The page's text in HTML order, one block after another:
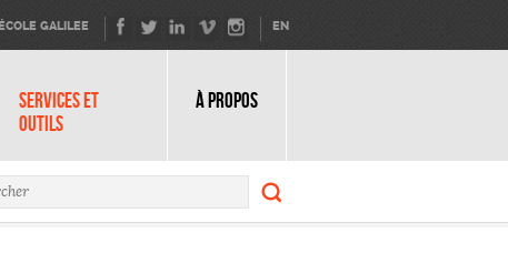
GALILEE EN
SERVICES ET
OUTILS
À PROPOS
de recherche Rechercher